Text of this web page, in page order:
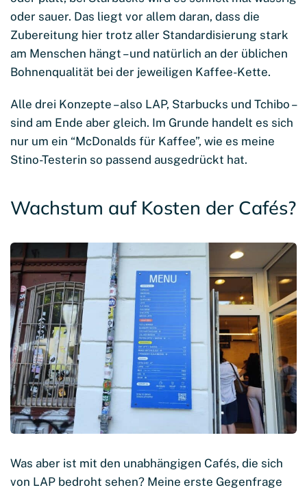
oder sauer. Das liegt vor allem daran, dass die
Zubereitung hier trotz aller Standardisierung stark
am Menschen hängt – und natürlich an der üblichen
Bohnenqualität bei der jeweiligen Kaffee-Kette.
Alle drei Konzepte – also LAP, Starbucks und Tchibo –
sind am Ende aber gleich. Im Grunde handelt es sich
nur um ein “McDonalds für Kaffee”, wie es meine
Stino-Testerin so passend ausgedrückt hat.
Wachstum auf Kosten der Cafés?
Was aber ist mit den unabhängigen Cafés, die sich
von LAP bedroht sehen? Meine erste Gegenfrage